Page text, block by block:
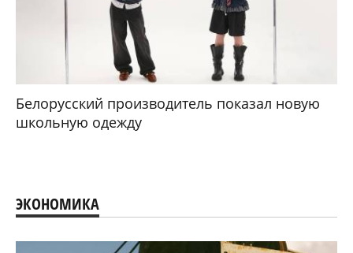
Белорусский производитель показал новую
школьную одежду
ЭКОНОМИКА